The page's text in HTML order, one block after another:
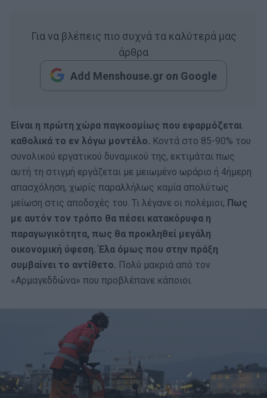
Για να βλέπεις πιο συχνά τα καλύτερά μας
άρθρα
Add Menshouse.gr on Google
Είναι η πρώτη χώρα παγκοσμίως που εφαρμόζεται
καθολικά το εν λόγω μοντέλο. Κοντά στο 85-90% του
συνολικού εργατικού δυναμικού της, εκτιμάται πως
αυτή τη στιγμή εργάζεται με μειωμένο ωράριο ή 4ήμερη
απασχόληση, χωρίς παραλλήλως καμία απολύτως
μείωση στις αποδοχές του. Τι λέγανε οι πολέμιοι; Πως
με αυτόν τον τρόπο θα πέσει κατακόρυφα η
παραγωγικότητα, πως θα προκληθεί μεγάλη
οικονομική ύφεση. Έλα όμως που στην πράξη
συμβαίνει το αντίθετο. Πολύ μακριά από τον
«Αρμαγεδδώνα» που προβλέπανε κάποιοι.